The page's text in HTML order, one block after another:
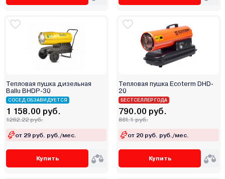
Тепловая пушка дизельная
Ballu BHDP-30
СОСЕД ОБЗАВИДУЕТСЯ
1 158.00 руб.
1262.22 руб.
от 29 руб. руб./мес.
Купить
Тепловая пушка Ecoterm DHD-
20
БЕСТСЕЛЛЕР ГОДА
790.00 руб.
861.1 руб.
от 20 руб. руб./мес.
Купить